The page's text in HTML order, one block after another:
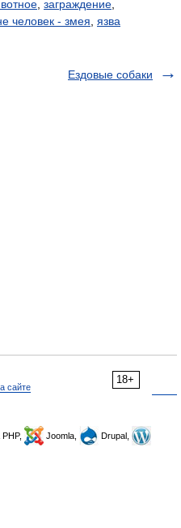
заграждение
человек - змея язва
Ездовые собаки
18+
сайте
Joomla,
Drupal,